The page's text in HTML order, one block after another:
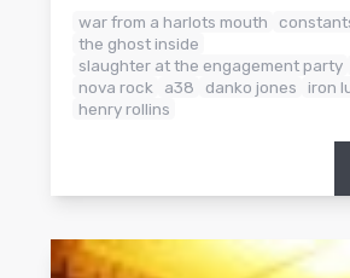
war from a harlots mouth
the ghost inside
slaughter at the engagement party
nova rock
a38 danko jones iron
henry rollins